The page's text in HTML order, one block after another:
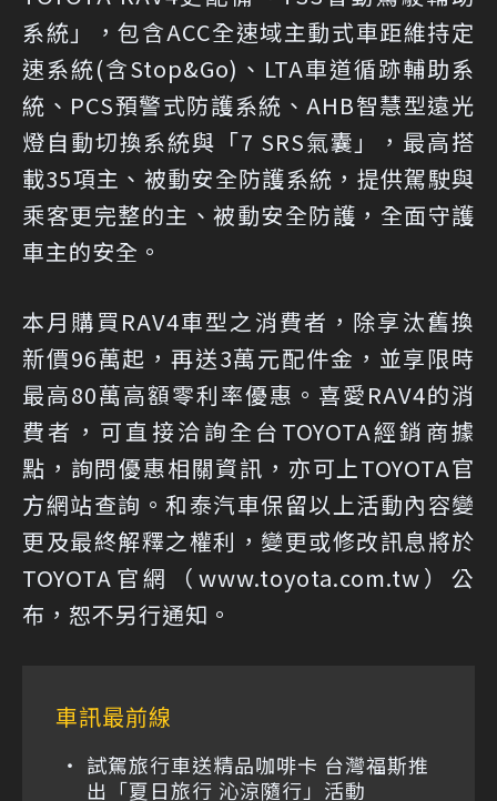
系統」，包含ACC全速域主動式車距維持定
速系統(含Stop&Go)、LTA車道循跡輔助系
統、PCS預警式防護系統、AHB智慧型遠光
燈自動切換系統與「7 SRS氣囊」，最高搭
載35項主、被動安全防護系統，提供駕駛與
乘客更完整的主、被動安全防護，全面守護
車主的安全。
本月購買RAV4車型之消費者，除享汰舊換
新價96萬起，再送3萬元配件金，並享限時
最高80萬高額零利率優惠。喜愛RAV4的消
費者，可直接洽詢全台TOYOTA經銷商據
點，詢問優惠相關資訊，亦可上TOYOTA官
方網站查詢。和泰汽車保留以上活動內容變
更及最終解釋之權利，變更或修改訊息將於
TOYOTA官網（www.toyota.com.tw）公
布，恕不另行通知。
車訊最前線
試駕旅行車送精品咖啡卡 台灣福斯推
出「夏日旅行 沁涼隨行」活動